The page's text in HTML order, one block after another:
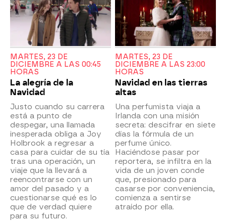
MARTES, 23 DE
DICIEMBRE A LAS 00:45
HORAS
La alegría de la
Navidad
Justo cuando su carrera
está a punto de
despegar, una llamada
inesperada obliga a Joy
Holbrook a regresar a
casa para cuidar de su tía
tras una operación, un
viaje que la llevará a
reencontrarse con un
amor del pasado y a
cuestionarse qué es lo
que de verdad quiere
para su futuro.
MARTES, 23 DE
DICIEMBRE A LAS 23:00
HORAS
Navidad en las tierras
altas
Una perfumista viaja a
Irlanda con una misión
secreta: descifrar en siete
días la fórmula de un
perfume único.
Haciéndose pasar por
reportera, se infiltra en la
vida de un joven conde
que, presionado para
casarse por conveniencia,
comienza a sentirse
atraído por ella.